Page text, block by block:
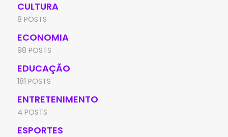
CULTURA
8 POSTS
ECONOMIA
98 POSTS
EDUCAÇÃO
181 POSTS
ENTRETENIMENTO
4 POSTS
ESPORTES